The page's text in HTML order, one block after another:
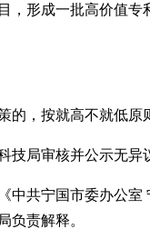
，形成一批高价值
的，按就高不就低原
技局审核并公示无
中共宁国市委办公
负责解释。